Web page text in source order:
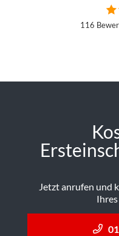
116
Jetzt anrufen und